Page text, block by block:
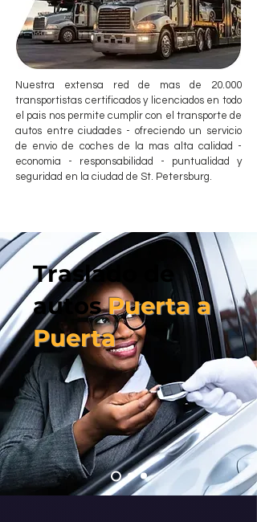
Nuestra extensa red de mas de 20.000
transportistas certificados y licenciados en todo
el pais nos permite cumplir con el transporte de
autos entre ciudades - ofreciendo un servicio
de envio de coches de la mas alta calidad -
economia - responsabilidad - puntualidad y
seguridad en la ciudad de St. Petersburg.
Traslado de
autosPuerta a
Puerta